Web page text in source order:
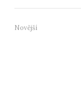
Novější